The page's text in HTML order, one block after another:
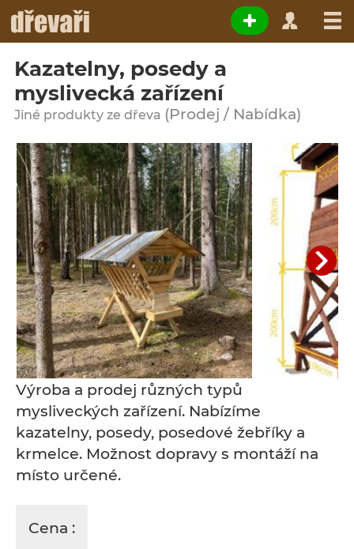
Kazatelny, posedy a
myslivecká zařízení
Jiné produkty ze dřeva (Prodej / Nabídka)
Výroba a prodej různých typů
mysliveckých zařízení. Nabízíme
kazatelny, posedy, posedové žebříky a
krmelce. Možnost dopravy s montáží na
místo určené.
Cena :